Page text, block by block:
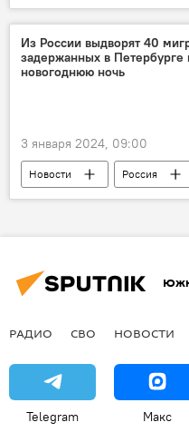
Минобороны России
Вооруженные силы РФ
Из России выдворят 40
задержанных в Петербурге
новогоднюю ночь
3 января 2024, 09:00
Новости Россия
Санкт-Петербург
РАДИО СВО НОВОСТИ
Telegram Макс